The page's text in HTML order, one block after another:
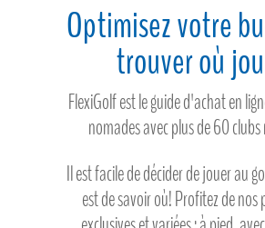
Optimisez votre
trouver où
FlexiGolf est le guide d'achat en
nomades avec plus de 60
Il est facile de décider de jouer au
est de savoir où! Profitez de